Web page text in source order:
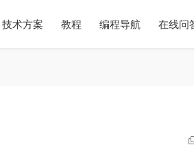
技术方案 教程 编程导航 在线问